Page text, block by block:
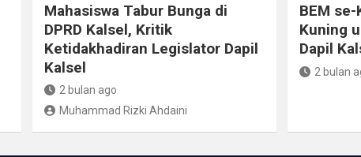
Mahasiswa Tabur Bunga di
DPRD Kalsel, Kritik
Ketidakhadiran Legislator Dapil
Kalsel
2 bulan ago
Muhammad Rizki Ahdaini
BEM
Kuning
Dapil
2 bulan